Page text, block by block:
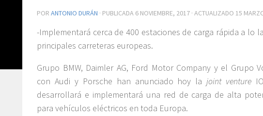
POR ANTONIO DURÁN · PUBLICADA 6 NOVIEMBRE, 2017 · ACTUALIZADO 15
-Implementará cerca de 400 estaciones de carga rápida a lo
principales carreteras europeas.
Grupo BMW, Daimler AG, Ford Motor Company y el Grupo
con Audi y Porsche han anunciado hoy lajoint venture
desarrollará e implementará una red de carga de alta
para vehículos eléctricos en toda Europa.